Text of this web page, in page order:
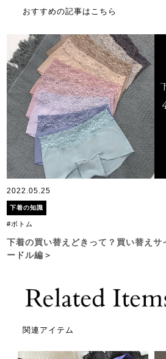
おすすめの記事はこちら
2022.05.25
下着の知識
#ボトム
下着の買い替えどきって？買い替え
ードル編＞
関連アイテム